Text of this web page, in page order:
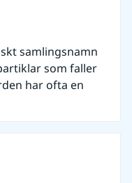
samlingsnamn
som faller
har ofta en